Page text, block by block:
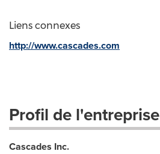
Liens connexes
http://www.cascades.com
Profil de l'entreprise
Cascades Inc.